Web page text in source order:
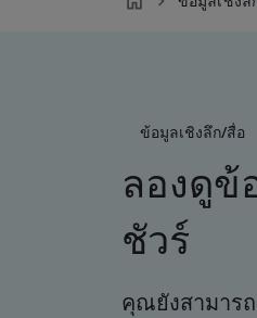
ข้อมูลเชิงลึก/สื่อ
ลองดูข้
ชัวร์
คุณยังสามาร